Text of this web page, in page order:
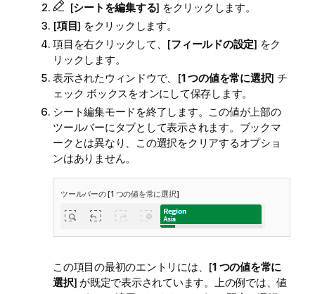
[シートを編集する] をクリックします。
[項目] をクリックします。
項目を右クリックして、[フィールドの設定] をク
リックします。
表示されたウィンドウで、[1 つの値を常に選択] チ
ェック ボックスをオンにして保存します。
シート編集モードを終了します。この値が上部の
ツールバーにタブとして表示されます。ブックマ
ークとは異なり、この選択をクリアするオプショ
ンはありません。
ツールバーの [1 つの値を常に選択]
この項目の最初のエントリには、[1 つの値を常に
選択] が既定で表示されています。上の例では、値